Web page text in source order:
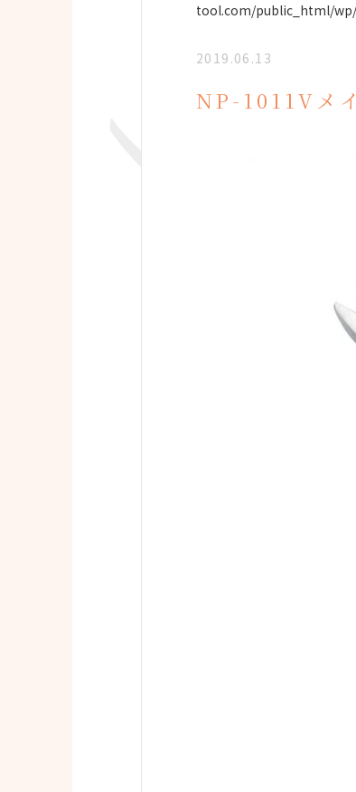
tool.com/public_html/
2019.06.13
NP-1011Vメ